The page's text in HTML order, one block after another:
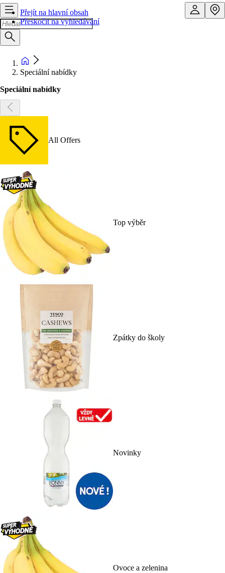
Přejít na hlavní obsah
Přeskočit na vyhledávání
Speciální nabídky
Speciální nabídky
All Offers
Top výběr
Zpátky do školy
Novinky
Ovoce a zelenina